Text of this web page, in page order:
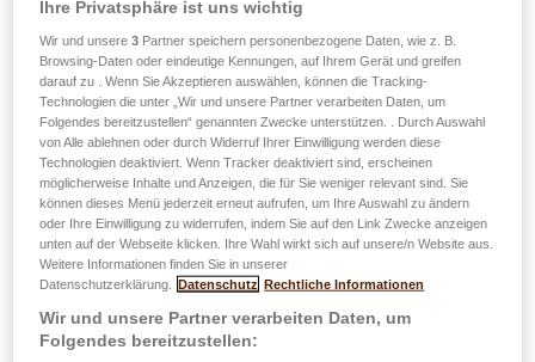
verëffentlecht den 25.01.2023
Content Marketing Videoen -
#LALUXOfficeTalk &
#LALUXShorts
D'Experte schwetzen : Informatiounsvideoe
vum Grupp LALUX
Praktesch Rotschléi an Tipps ginn,
Versécherungsléisungen erklären a gläichzäiteg
Ihre Privatsphäre ist uns wichtig
Wir und unsere3 Partner speichern personenbezogene Daten, wie z. B.
Browsing-Daten oder eindeutige Kennungen, auf Ihrem Gerät und greifen
darauf zu . Wenn Sie Akzeptieren auswählen, können die Tracking-
Technologien die unter „Wir und unsere Partner verarbeiten Daten, um
Folgendes bereitzustellen“ genannten Zwecke unterstützen. . Durch Auswahl
von Alle ablehnen oder durch Widerruf Ihrer Einwilligung werden diese
Technologien deaktiviert. Wenn Tracker deaktiviert sind, erscheinen
möglicherweise Inhalte und Anzeigen, die für Sie weniger relevant sind. Sie
können dieses Menü jederzeit erneut aufrufen, um Ihre Auswahl zu ändern
oder Ihre Einwilligung zu widerrufen, indem Sie auf den Link Zwecke anzeigen
unten auf der Webseite klicken. Ihre Wahl wirkt sich auf unsere/n Website aus.
Weitere Informationen finden Sie in unserer
Datenschutzerklärung.
Datenschutz Rechtliche Informationen
Wir und unsere Partner verarbeiten Daten, um
Folgendes bereitzustellen: